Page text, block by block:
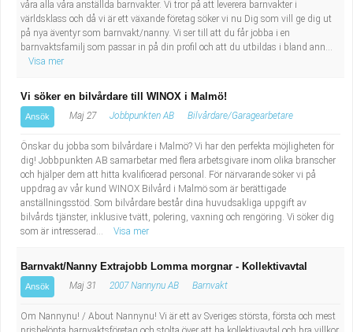
våra alla våra anställda barnvakter. Vi tror på att leverera barnvakter i
världsklass och då vi är ett växande företag söker vi nu Dig som vill ge dig ut
på nya äventyr som barnvakt/nanny. Vi ser till att du får jobba i en
barnvaktsfamilj som passar in på din profil och att du utbildas i bland ann...
Visa mer
Vi söker en bilvårdare till WINOX i Malmö!
Ansök Maj 27 Jobbpunkten AB Bilvårdare/Garagearbetare
Önskar du jobba som bilvårdare i Malmö? Vi har den perfekta möjligheten för
dig! Jobbpunkten AB samarbetar med flera arbetsgivare inom olika branscher
och hjälper dem att hitta kvalificerad personal. För närvarande söker vi på
uppdrag av vår kund WINOX Bilvård i Malmö som är berättigade
anställningsstöd. Som bilvårdare består dina huvudsakliga uppgift av
bilvårds tjänster, inklusive tvätt, polering, vaxning och rengöring. Vi söker dig
som är intresserad...
Visa mer
Barnvakt/Nanny Extrajobb Lomma morgnar - Kollektivavtal
Ansök Maj 31 2007 Nannynu AB Barnvakt
Om Nannynu! / About Nannynu! Vi är ett av Sveriges största, första och mest